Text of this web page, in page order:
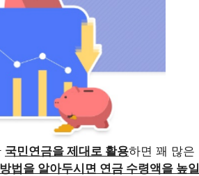
국민연금을 제대로 활용하면 꽤 많은
법을 알아두시면 연금 수령액을 높일